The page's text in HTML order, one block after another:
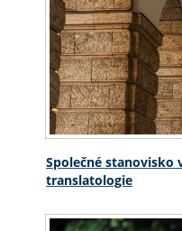
Společné stanovisko
translatologie